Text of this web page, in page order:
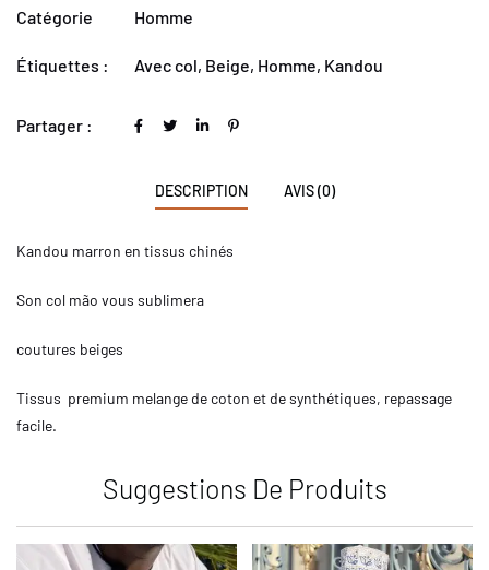
Catégorie Homme
Étiquettes : Avec col, Beige, Homme, Kandou
Partager :
DESCRIPTION AVIS (0)
Kandou marron en tissus chinés
Son col mão vous sublimera
coutures beiges
Tissus premium melange de coton et de synthétiques, repassage
facile.
Suggestions De Produits